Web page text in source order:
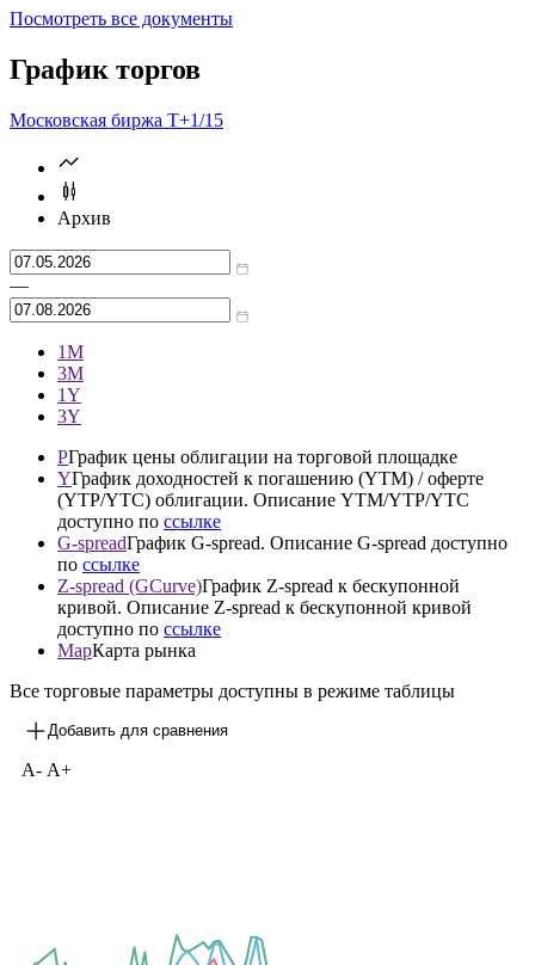
Другие
Итоги первичного размещения
График торгов
Московская биржа Т+
Архив
3М
1Y
3Y
PГрафик цены облигации на торговой площадке
YГрафик доходностей к погашению (YTM) / оферте
(YTP/YTC) облигации. Описание YTM/YTP/YTC
доступно поссылке
G-spreadГрафик G-spread. Описание G-spread доступно
поссылке
кривой. Описание Z-spread к бескупонной кривой
MapКарта рынка
Все торговые параметры доступны в режиме таблицы